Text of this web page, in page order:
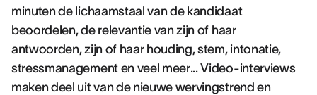
minuten de lichaamstaal van de kandidaat
beoordelen, de relevantie van zijn of haar
antwoorden, zijn of haar houding, stem, intonatie,
stressmanagement en veel meer... Video-interviews
maken deel uit van de nieuwe wervingstrend en